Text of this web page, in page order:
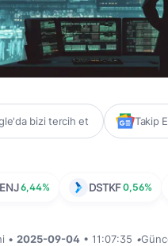
bizi tercih et Takip
6,44% DSTKF0,56%
• 2025-09-04 • 11:07:35 •